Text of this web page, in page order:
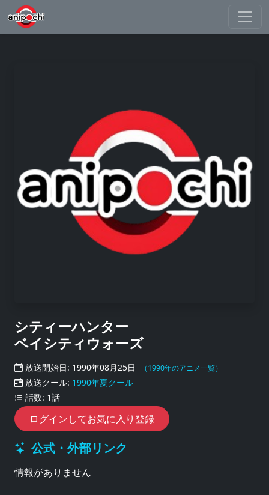
シティーハンター
ベイシティウォーズ
放送開始日: 1990年08月25日 （1990年のアニメ一覧）
放送クール: 1990年夏クール
話数: 1話
ログインしてお気に入り登録
公式・外部リンク
情報がありません